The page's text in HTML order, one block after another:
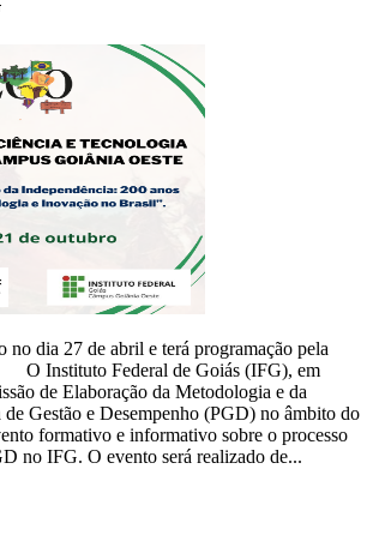
no dia 27 de abril e terá programação pela
Instituto Federal de Goiás (IFG), em
de Elaboração da Metodologia e da
Gestão e Desempenho (PGD) no âmbito do
formativo e informativo sobre o processo
no IFG. O evento será realizado de...